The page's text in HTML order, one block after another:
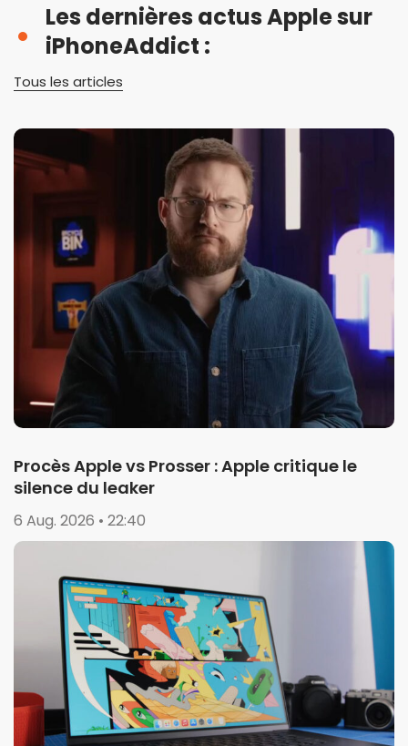
Les dernières actus Apple sur
iPhoneAddict :
Tous les articles
Procès Apple vs Prosser : Apple critique le
silence du leaker
6 Aug. 2026 • 22:40